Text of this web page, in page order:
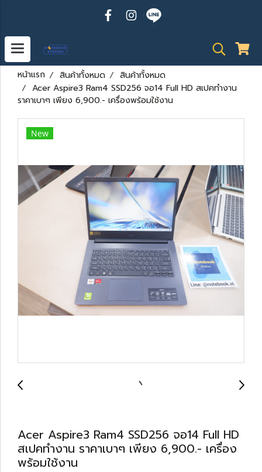
หน้าแรก สินค้าทั้งหมด
สินค้าทั้งหมด
Acer Aspire3 Ram4 SSD256 จอ14 Full HD สเปคทำงาน
ราคาเบาๆ เพียง 6,900.- เครื่องพร้อมใช้งาน
New
Acer Aspire3 Ram4 SSD256 จอ14 Full HD
สเปคทำงาน ราคาเบาๆ เพียง 6,900.- เครื่อง
พร้อมใช้งาน